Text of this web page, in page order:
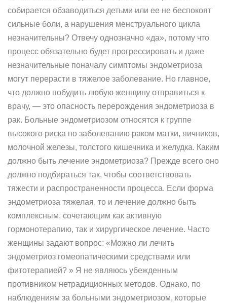
собирается обзаводиться детьми или ее не беспокоят
сильные боли, а нарушения менструального цикла
незначительны? Отвечу однозначно «да», потому что
процесс обязательно будет прогрессировать и даже
незначительные поначалу симптомы эндометриоза
могут перерасти в тяжелое заболевание. Но главное,
что должно побудить любую женщину отправиться к
врачу, — это опасность перерождения эндометриоза в
рак. Больные эндометриозом относятся к группе
высокого риска по заболеванию раком матки, яичников,
молочной железы, толстого кишечника и желудка. Каким
должно быть лечение эндометриоза? Прежде всего оно
должно подбираться так, чтобы соответствовать
тяжести и распространенности процесса. Если форма
эндометриоза тяжелая, то и лечение должно быть
комплексным, сочетающим как активную
гормонотерапию, так и хирургическое лечение. Часто
женщины задают вопрос: «Можно ли лечить
эндометриоз гомеопатическими средствами или
фитотерапией? » Я не являюсь убежденным
противником нетрадиционных методов. Однако, по
наблюдениям за больными эндометриозом, которые